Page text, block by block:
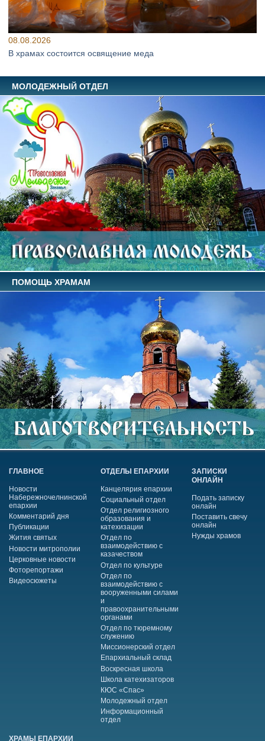
08.08.2026
В храмах состоится освящение меда
МОЛОДЕЖНЫЙ ОТДЕЛ
ПОМОЩЬ ХРАМАМ
ГЛАВНОЕ
Новости
Набережночелнинской
епархии
Комментарий дня
Публикации
Жития святых
Новости митрополии
Церковные новости
Фоторепортажи
Видеосюжеты
ОТДЕЛЫ ЕПАРХИИ
Канцелярия епархии
Социальный отдел
Отдел религиозного
образования и
катехизации
Отдел по
взаимодействию с
казачеством
Отдел по культуре
Отдел по
взаимодействию с
вооруженными силами
и
правоохранительными
органами
Отдел по тюремному
служению
Миссионерский отдел
Епархиальный склад
Воскресная школа
Школа катехизаторов
КЮС «Спас»
Молодежный отдел
Информационный
отдел
ЗАПИСКИ
ОНЛАЙН
Подать записку
онлайн
Поставить свечу
онлайн
Нужды храмов
ХРАМЫ ЕПАРХИИ